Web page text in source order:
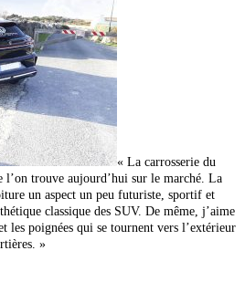
« La carrosserie du
l’on trouve aujourd’hui sur le marché. La
un aspect un peu futuriste, sportif et
classique des SUV. De même, j’aime
les poignées qui se tournent vers l’extérieur
»